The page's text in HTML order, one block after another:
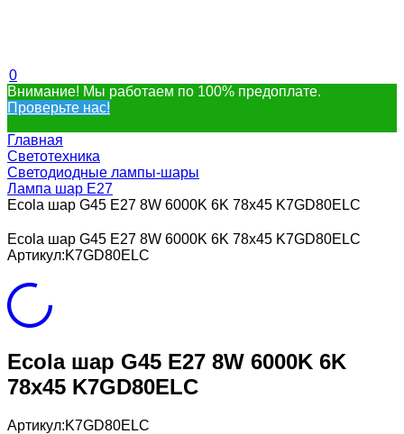
0
Внимание! Мы работаем по 100% предоплате.
Проверьте нас!
Главная
Светотехника
Светодиодные лампы-шары
Лампа шар E27
Ecola шар G45 E27 8W 6000K 6K 78x45 K7GD80ELC
Ecola шар G45 E27 8W 6000K 6K 78x45 K7GD80ELC
Артикул:K7GD80ELC
Ecola шар G45 E27 8W 6000K 6K
78x45 K7GD80ELC
Артикул:K7GD80ELC